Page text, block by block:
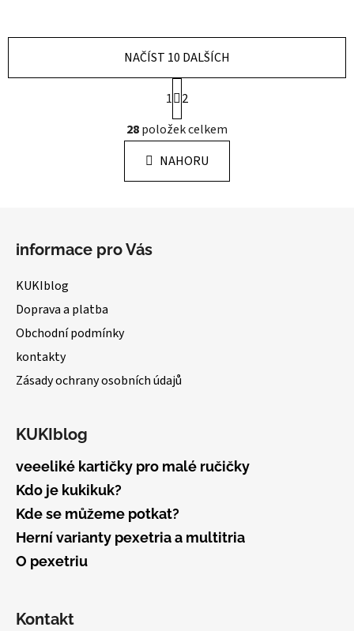
O
v
l
á
d
p
NAČÍST 10 DALŠÍCH
t
r
á
n
k
1
2
28položek celkem
NAHORU
informace pro Vás
KUKIblog
Doprava a platba
Obchodní podmínky
kontakty
Zásady ochrany osobních údajů
KUKIblog
veeeliké kartičky pro malé ručičky
Kdo je kukikuk?
Kde se můžeme potkat?
Herní varianty pexetria a multitria
O pexetriu
Kontakt